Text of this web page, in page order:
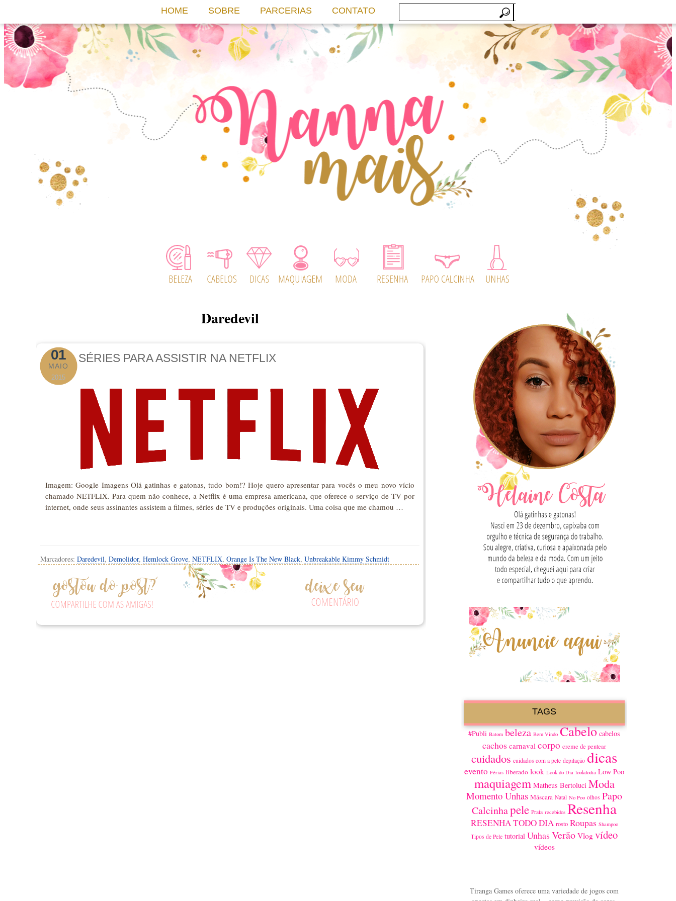
Daredevil
01
MAIO
2015
SÉRIES PARA ASSISTIR NA NETFLIX
Imagem: Google Imagens Olá gatinhas e gatonas, tudo bom!? Hoje quero apresentar para vocês o meu novo vício
chamado NETFLIX. Para quem não conhece, a Netflix é uma empresa americana, que oferece o serviço de TV por
internet, onde seus assinantes assistem a filmes, séries de TV e produções originais. Uma coisa que me chamou …
Marcadores: Daredevil, Demolidor, Hemlock Grove, NETFLIX, Orange Is The New Black, Unbreakable Kimmy Schmidt
TAGS
#Publi Batom beleza Bem Vindo Cabelo cabelos
cachos carnaval corpo creme de pentear
cuidados cuidados com a pele depilação dicas
evento Férias liberado look Look do Dia lookdodia Low Poo
maquiagem Matheus Bertoluci Moda
Momento Unhas Máscara Natal No Poo olhos Papo
Calcinhapele Praia recebidos Resenha
RESENHA TODO DIA rosto Roupas Shampoo
Tipos de Pele tutorial Unhas Verão Vlog vídeo
vídeos
Tiranga Games oferece uma variedade de jogos com
HOME SOBRE PARCERIAS CONTATO